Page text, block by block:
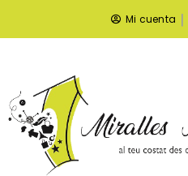
Mi cuenta |